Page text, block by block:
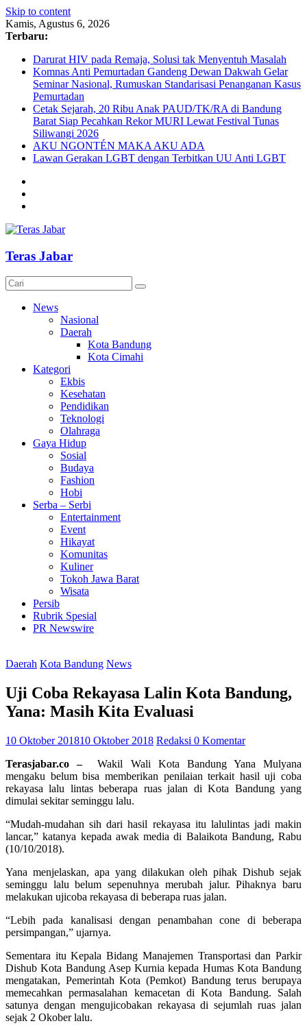
Skip to content
Kamis, Agustus 6, 2026
Terbaru:
Darurat HIV pada Remaja, Solusi tak Menyentuh Masalah
Komnas Anti Pemurtadan Gandeng Dewan Dakwah Gelar
Seminar Nasional, Rumuskan Standarisasi Penanganan Kasus
Pemurtadan
Cetak Sejarah, 20 Ribu Anak PAUD/TK/RA di Bandung
Barat Siap Pecahkan Rekor MURI Lewat Festival Tunas
Siliwangi 2026
AKU NGONTÉN MAKA AKU ADA
Lawan Gerakan LGBT dengan Terbitkan UU Anti LGBT
Teras Jabar
News
Nasional
Daerah
Kota Bandung
Kota Cimahi
Kategori
Ekbis
Kesehatan
Pendidikan
Teknologi
Olahraga
Gaya Hidup
Sosial
Budaya
Fashion
Hobi
Serba – Serbi
Entertainment
Event
Hikayat
Komunitas
Kuliner
Tokoh Jawa Barat
Wisata
Persib
Rubrik Spesial
PR Newswire
Daerah Kota Bandung News
Uji Coba Rekayasa Lalin Kota Bandung,
Yana: Masih Kita Evaluasi
10 Oktober 201810 Oktober 2018 Redaksi 0 Komentar
Terasjabar.co –
Wakil Wali Kota Bandung Yana Mulyana
mengaku belum bisa memberikan penilaian terkait hasil uji coba
rekayasa lalu lintas beberapa ruas jalan di Kota Bandung yang
dimulai sekitar seminggu lalu.
“Mudah-mudahan sih dari hasil rekayasa itu lalulintas jadi makin
lancar,” katanya kepada awak media di Balaikota Bandung, Rabu
(10/10/2018).
Yana menjelaskan, apa yang dilakukan oleh pihak Dishub sejak
seminggu lalu belum sepenuhnya merubah jalur. Pihaknya baru
melakukan ujicoba rekayasa di beberapa ruas jalan.
“Lebih pada kanalisasi dengan penambahan cone di beberapa
persimpangan,” ujarnya.
Sementara itu Kepala Bidang Manajemen Transportasi dan Parkir
Dishub Kota Bandung Asep Kurnia kepada Humas Kota Bandung
mengatakan, Pemerintah Kota (Pemkot) Bandung terus berupaya
memecahkan permasalahan kemacetan di Kota Bandung. Salah
satunya dengan mengujicobakan rekayasa di sejumlah ruas jalan
sejak 2 Okober lalu.